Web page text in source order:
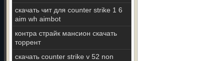
скачать чит для counter strike 1 6
aim wh aimbot
контра страйк мансион скачать
торрент
скачать counter strike v 52 non